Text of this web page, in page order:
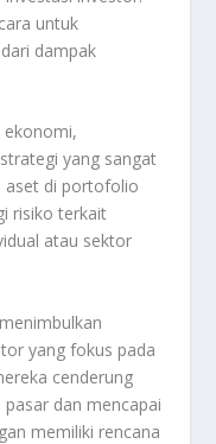
untuk
dampak
ekonomi,
yang sangat
aset di portofolio
risiko terkait
atau sektor
yang fokus pada
cenderung
dan mencapai
memiliki rencana